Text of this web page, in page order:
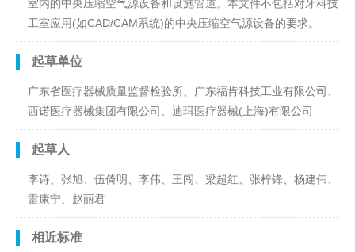
室内的中央压缩空气源设备和设施管道。本文件不包括对牙科技
工室应用(如CAD/CAM系统)的中央压缩空气源设备的要求。
起草单位
广东省医疗器械质量监督检验所、广东福肯科技工业有限公司、
西诺医疗器械集团有限公司、迪珥医疗器械(上海)有限公司
起草人
李诗、张旭、伍倚明、李伟、王闯、梁超红、张梓锋、杨建伟、
雷康宁、赵丽君
相近标准